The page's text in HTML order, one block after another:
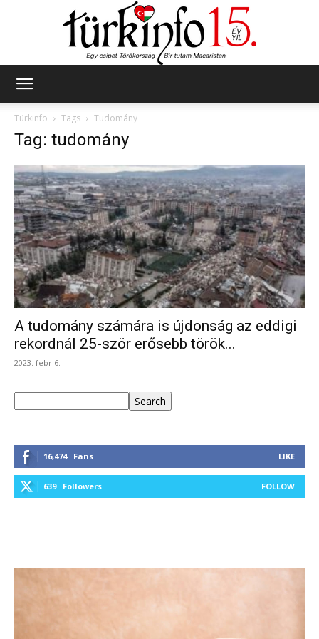
Türkinfo
Tags Tudomány
Tag: tudomány
A tudomány számára is újdonság az eddigi
rekordnál 25-ször erősebb török...
2023. febr 6.
Search
16,474 Fans LIKE
639 Followers FOLLOW